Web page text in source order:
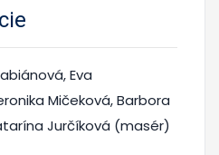
Eva
Mičeková, Barbora
Jurčíková (masér)